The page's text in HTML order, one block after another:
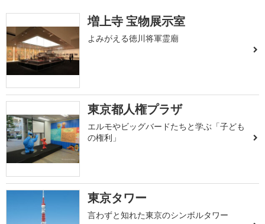
増上寺 宝物展示室
よみがえる徳川将軍霊廟
東京都人権プラザ
エルモやビッグバードたちと学ぶ「子ども
の権利」
東京タワー
言わずと知れた東京のシンボルタワー